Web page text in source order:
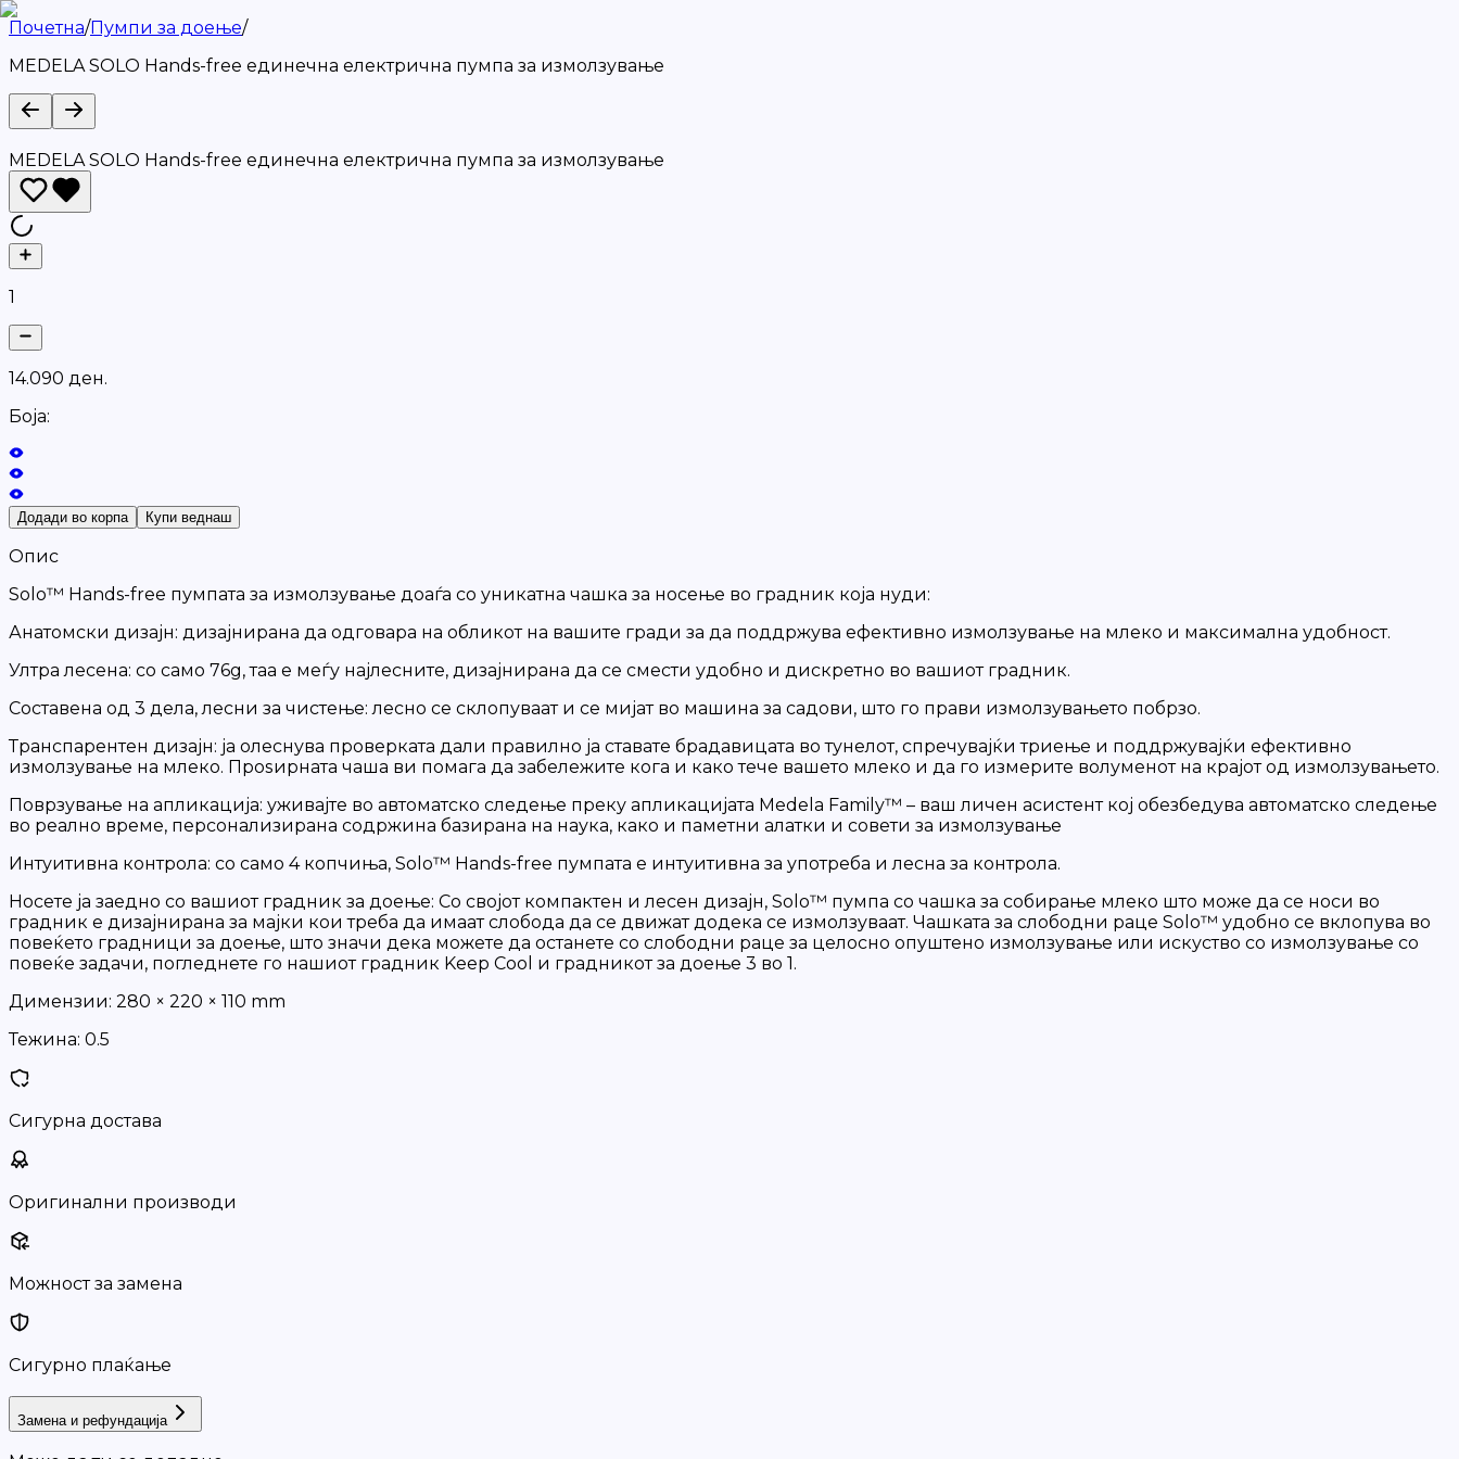
Почетна/Пумпи за доење/
MEDELA SOLO Hands-free единечна електрична пумпа за измолзување
MEDELA SOLO Hands-free единечна електрична пумпа за измолзување
1
14.090 ден.
Боја:
Додади во корпа Купи веднаш
Опис
Solo™ Hands-free пумпата за измолзување доаѓа со уникатна чашка за носење во градник која нуди:
Анатомски дизајн: дизајниранa да одговара на обликот на вашите гради за да поддржува ефективно измолзување на млеко и максимална удобност.
Ултра лесена: со само 76g, таа е меѓу најлесните, дизајнирана да се смести удобно и дискретно во вашиот градник.
Составена од 3 дела, лесни за чистење: лесно се склопуваат и се мијат во машина за садови, што го прави измолзувањето побрзо.
Транспарентен дизајн: ja олеснува проверката дали правилно ја ставате брадавицата во тунелот, спречувајќи триење и поддржувајќи ефективно
измолзување на млеко. Проѕирната чаша ви помага да забележите кога и како тече вашето млеко и да го измерите волуменот на крајот од измолзувањето.
Поврзување на апликација: уживајте во автоматско следење преку апликацијата Medela Family™ – ваш личен асистент кој обезбедува автоматско следење
во реално време, персонализирана содржина базирана на наука, како и паметни алатки и совети за измолзување
Интуитивна контрола: со само 4 копчиња, Solo™ Hands-free пумпата е интуитивна за употреба и лесна за контрола.
Носете ја заедно со вашиот градник за доење: Со својот компактен и лесен дизајн, Solo™ пумпа со чашка за собирање млеко што може да се носи во
градник е дизајнирана за мајки кои треба да имаат слобода да се движат додека се измолзуваат. Чашката за слободни раце Solo™ удобно се вклопува во
повеќето градници за доење, што значи дека можете да останете со слободни раце за целосно опуштено измолзување или искуство со измолзување со
повеќе задачи, погледнете го нашиот градник Keep Cool и градникот за доење 3 во 1.
Димензии: 280 × 220 × 110 mm
Тежина: 0.5
Сигурна достава
Оригинални производи
Можност за замена
Сигурно плаќање
Замена и рефундација